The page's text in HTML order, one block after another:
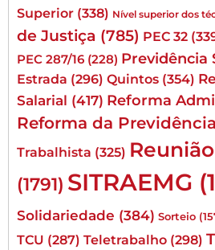
Superior (338) Nível superior dos
de Justiça (785) PEC 32
PEC 287/16 (228) Previdência
Estrada (296) Quintos (354)
Salarial (417) Reforma
Reforma da Previdência
Trabalhista (325) Reunião
(1791) SITRAEMG
Solidariedade (384) Sorteio
TCU (287) Teletrabalho (298)